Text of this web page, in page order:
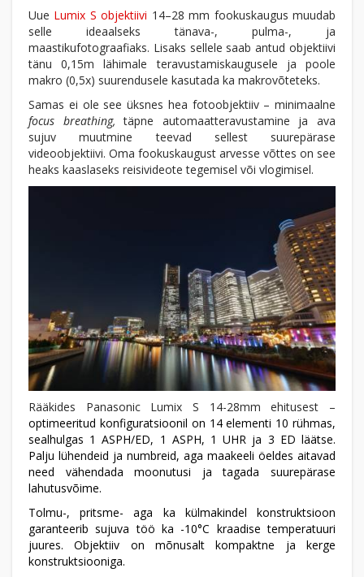
Uue Lumix S objektiivi 14–28 mm fookuskaugus muudab
selle ideaalseks tänava-, pulma-, ja
maastikufotograafiaks. Lisaks sellele saab antud objektiivi
tänu 0,15m lähimale teravustamiskaugusele ja poole
makro (0,5x) suurendusele kasutada ka makrovõteteks.
Samas ei ole see üksnes hea fotoobjektiiv – minimaalne
focus breathing,täpne automaatteravustamine ja ava
sujuv muutmine teevad sellest suurepärase
videoobjektiivi. Oma fookuskaugust arvesse võttes on see
heaks kaaslaseks reisivideote tegemisel või vlogimisel.
Rääkides Panasonic Lumix S 14-28mm ehitusest –
optimeeritud konfiguratsioonil on 14 elementi 10 rühmas,
sealhulgas 1 ASPH/ED, 1 ASPH, 1 UHR ja 3 ED läätse.
Palju lühendeid ja numbreid, aga maakeeli öeldes aitavad
need vähendada moonutusi ja tagada suurepärase
lahutusvõime.
Tolmu-, pritsme- aga ka külmakindel konstruktsioon
garanteerib sujuva töö ka -10°C kraadise temperatuuri
juures. Objektiiv on mõnusalt kompaktne ja kerge
konstruktsiooniga.